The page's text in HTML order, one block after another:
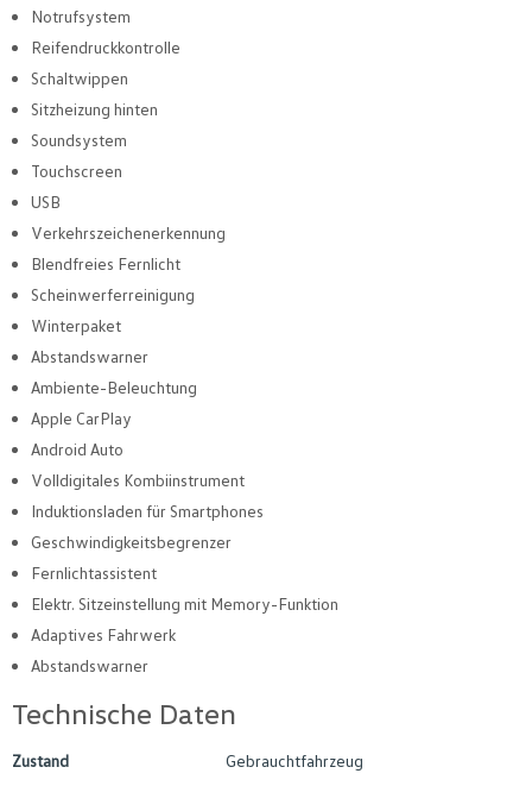
Notrufsystem
Reifendruckkontrolle
Schaltwippen
Sitzheizung hinten
Soundsystem
Touchscreen
USB
Verkehrszeichenerkennung
Blendfreies Fernlicht
Scheinwerferreinigung
Winterpaket
Abstandswarner
Ambiente-Beleuchtung
Apple CarPlay
Android Auto
Volldigitales Kombiinstrument
Induktionsladen für Smartphones
Geschwindigkeitsbegrenzer
Fernlichtassistent
Elektr. Sitzeinstellung mit Memory-Funktion
Adaptives Fahrwerk
Abstandswarner
Technische Daten
Zustand
Gebrauchtfahrzeug